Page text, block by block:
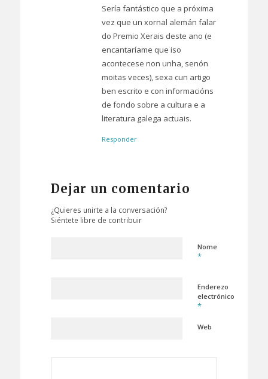
Sería fantástico que a próxima
vez que un xornal alemán falar
do Premio Xerais deste ano (e
encantaríame que iso
acontecese non unha, senón
moitas veces), sexa cun artigo
ben escrito e con informacións
de fondo sobre a cultura e a
literatura galega actuais.
Responder
Dejar un comentario
¿Quieres unirte a la conversación?
Siéntete libre de contribuir
Nome
*
Enderezo
electrónico
*
Web